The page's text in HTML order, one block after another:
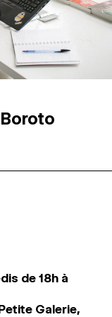
de 18h à
Galerie,